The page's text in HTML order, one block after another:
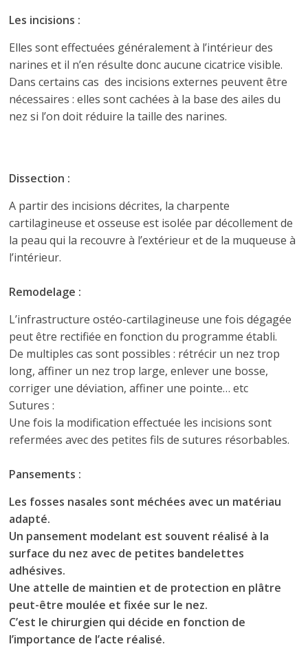
Les incisions :
Elles sont effectuées généralement à l’intérieur des
narines et il n’en résulte donc aucune cicatrice visible.
Dans certains cas des incisions externes peuvent être
nécessaires : elles sont cachées à la base des ailes du
nez si l’on doit réduire la taille des narines.
Dissection :
A partir des incisions décrites, la charpente
cartilagineuse et osseuse est isolée par décollement de
la peau qui la recouvre à l’extérieur et de la muqueuse à
l’intérieur.
Remodelage :
L’infrastructure ostéo-cartilagineuse une fois dégagée
peut être rectifiée en fonction du programme établi.
De multiples cas sont possibles : rétrécir un nez trop
long, affiner un nez trop large, enlever une bosse,
corriger une déviation, affiner une pointe… etc
Sutures :
Une fois la modification effectuée les incisions sont
refermées avec des petites fils de sutures résorbables.
Pansements :
Les fosses nasales sont méchées avec un matériau
adapté.
Un pansement modelant est souvent réalisé à la
surface du nez avec de petites bandelettes
adhésives.
Une attelle de maintien et de protection en plâtre
peut-être moulée et fixée sur le nez.
C’est le chirurgien qui décide en fonction de
l’importance de l’acte réalisé.